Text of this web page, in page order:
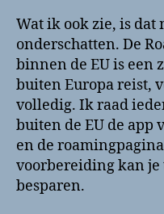
Wat ik ook zie, is dat
onderschatten. De
binnen de EU is een
buiten Europa reist,
volledig. Ik raad
buiten de EU de app
en de
voorbereiding kan je
besparen.